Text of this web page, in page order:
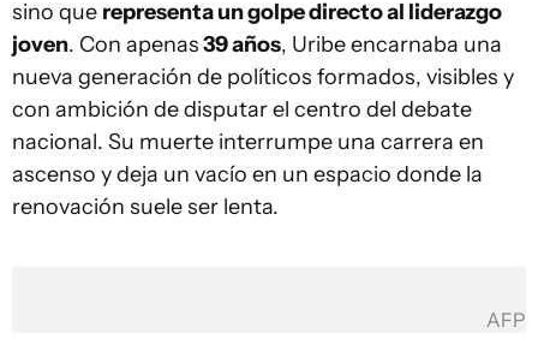
sino que representa un golpe directo al liderazgo
joven. Con apenas39 años, Uribe encarnaba una
nueva generación de políticos formados, visibles y
con ambición de disputar el centro del debate
nacional. Su muerte interrumpe una carrera en
ascenso y deja un vacío en un espacio donde la
renovación suele ser lenta.
AFP